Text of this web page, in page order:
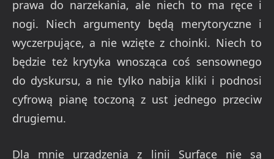
prawa do narzekania, ale niech to ma ręce i
nogi. Niech argumenty będą merytoryczne i
wyczerpujące, a nie wzięte z choinki. Niech to
będzie też krytyka wnosząca coś sensownego
do dyskursu, a nie tylko nabija kliki i podnosi
cyfrową pianę toczoną z ust jednego przeciw
drugiemu.
Dla mnie urządzenia z linii Surface nie są